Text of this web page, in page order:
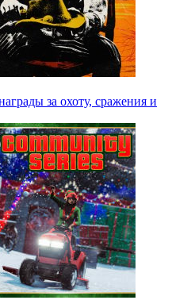
за охоту, сражения и